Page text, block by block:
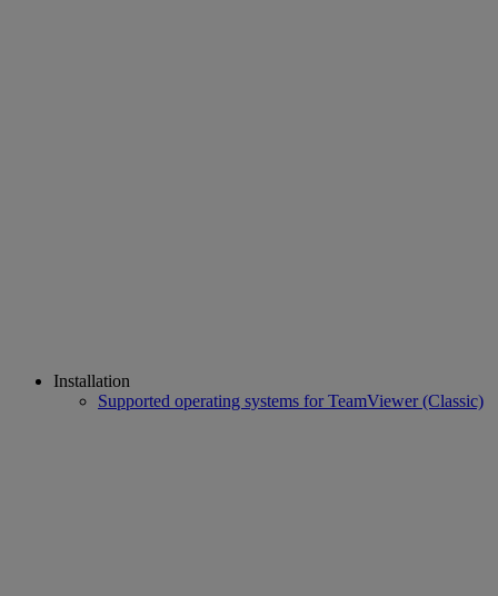
Installation
Supported operating systems for TeamViewer (Classic)